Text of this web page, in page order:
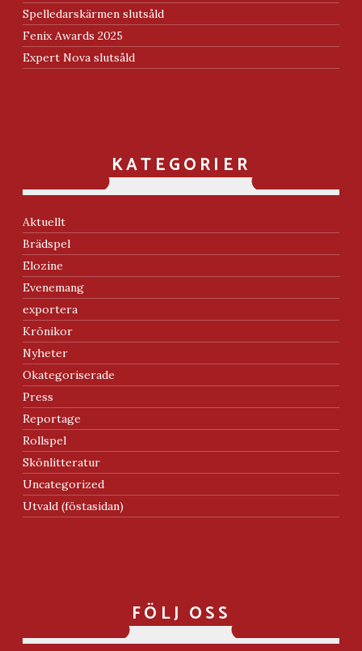
Spelledarskärmen slutsåld
Fenix Awards 2025
Expert Nova slutsåld
KATEGORIER
Aktuellt
Brädspel
Elozine
Evenemang
exportera
Krönikor
Nyheter
Okategoriserade
Press
Reportage
Rollspel
Skönlitteratur
Uncategorized
Utvald (föstasidan)
FÖLJ OSS